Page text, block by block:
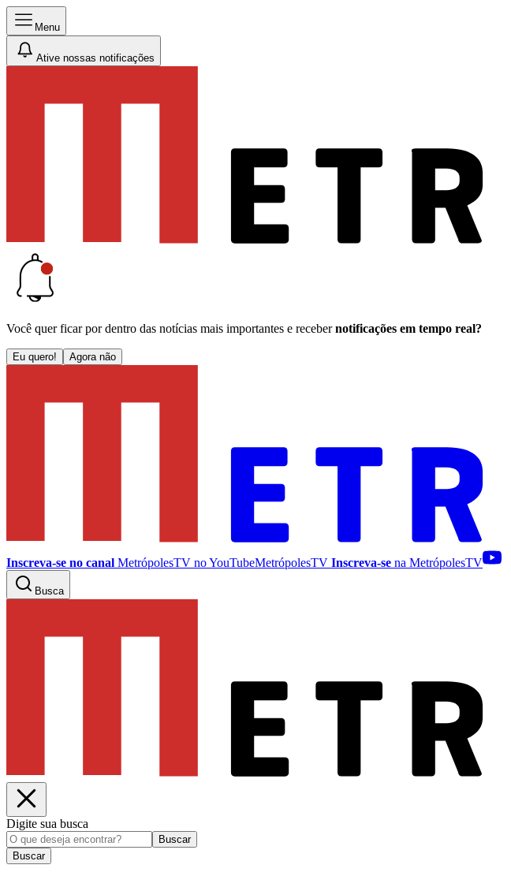
Menu
Ative nossas notificações
Você quer ficar por dentro das notícias mais importantes e receber notificações em tempo real?
Eu quero! Agora não
Inscreva-se no canal MetrópolesTV noYouTubeMetrópolesTV Inscreva-se na MetrópolesTV
Busca
Digite sua busca
Buscar
Buscar